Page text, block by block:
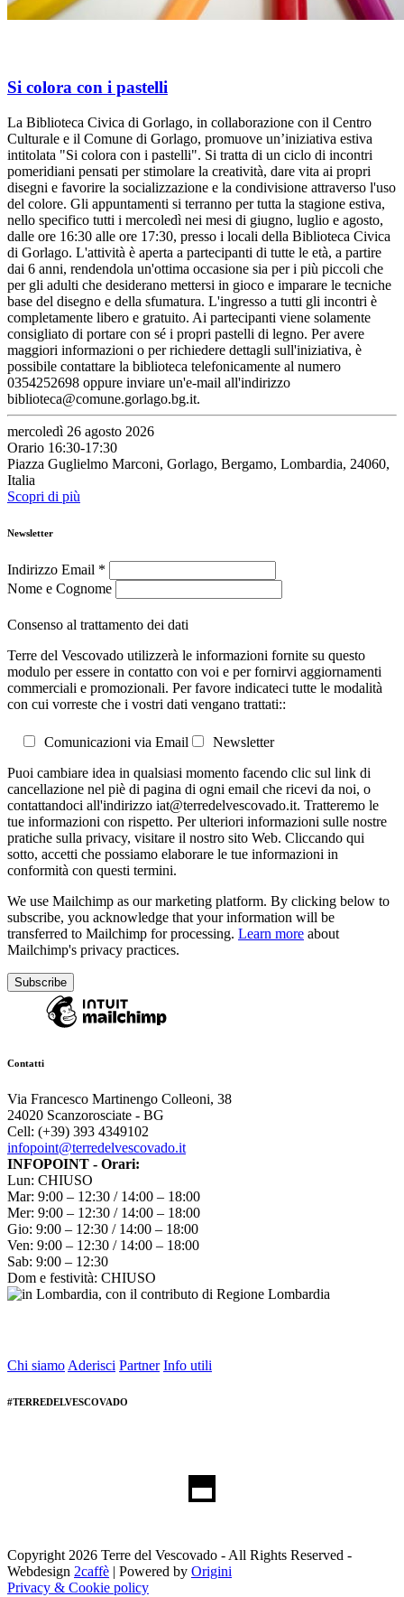
Si colora con i pastelli
La Biblioteca Civica di Gorlago, in collaborazione con il Centro
Culturale e il Comune di Gorlago, promuove un’iniziativa estiva
intitolata "Si colora con i pastelli". Si tratta di un ciclo di incontri
pomeridiani pensati per stimolare la creatività, dare vita ai propri
disegni e favorire la socializzazione e la condivisione attraverso l'uso
del colore. Gli appuntamenti si terranno per tutta la stagione estiva,
nello specifico tutti i mercoledì nei mesi di giugno, luglio e agosto,
dalle ore 16:30 alle ore 17:30, presso i locali della Biblioteca Civica
di Gorlago. L'attività è aperta a partecipanti di tutte le età, a partire
dai 6 anni, rendendola un'ottima occasione sia per i più piccoli che
per gli adulti che desiderano mettersi in gioco e imparare le tecniche
base del disegno e della sfumatura. L'ingresso a tutti gli incontri è
completamente libero e gratuito. Ai partecipanti viene solamente
consigliato di portare con sé i propri pastelli di legno. Per avere
maggiori informazioni o per richiedere dettagli sull'iniziativa, è
possibile contattare la biblioteca telefonicamente al numero
0354252698 oppure inviare un'e-mail all'indirizzo
biblioteca@comune.gorlago.bg.it.
mercoledì 26 agosto 2026
Orario 16:30-17:30
Piazza Guglielmo Marconi, Gorlago, Bergamo, Lombardia, 24060,
Italia
Scopri di più
Newsletter
Indirizzo Email *
Nome e Cognome
Consenso al trattamento dei dati
Terre del Vescovado utilizzerà le informazioni fornite su questo
modulo per essere in contatto con voi e per fornirvi aggiornamenti
commerciali e promozionali. Per favore indicateci tutte le modalità
con cui vorreste che i vostri dati vengano trattati::
Comunicazioni via Email
Newsletter
Puoi cambiare idea in qualsiasi momento facendo clic sul link di
cancellazione nel piè di pagina di ogni email che ricevi da noi, o
contattandoci all'indirizzo iat@terredelvescovado.it. Tratteremo le
tue informazioni con rispetto. Per ulteriori informazioni sulle nostre
pratiche sulla privacy, visitare il nostro sito Web. Cliccando qui
sotto, accetti che possiamo elaborare le tue informazioni in
conformità con questi termini.
We use Mailchimp as our marketing platform. By clicking below to
subscribe, you acknowledge that your information will be
transferred to Mailchimp for processing. Learn more about
Mailchimp's privacy practices.
Contatti
Via Francesco Martinengo Colleoni, 38
24020 Scanzorosciate - BG
Cell: (+39) 393 4349102
infopoint@terredelvescovado.it
INFOPOINT - Orari:
Lun: CHIUSO
Mar: 9:00 – 12:30 / 14:00 – 18:00
Mer: 9:00 – 12:30 / 14:00 – 18:00
Gio: 9:00 – 12:30 / 14:00 – 18:00
Ven: 9:00 – 12:30 / 14:00 – 18:00
Sab: 9:00 – 12:30
Dom e festività: CHIUSO
Chi siamoAderisci Partner Info utili
#TERREDELVESCOVADO
Copyright 2026 Terre del Vescovado - All Rights Reserved -
Webdesign 2caffè | Powered by Origini
Privacy & Cookie policy